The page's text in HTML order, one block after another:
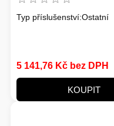
Typ příslušenství:Ostatní
5 141,76 Kč bez DPH
KOUPIT